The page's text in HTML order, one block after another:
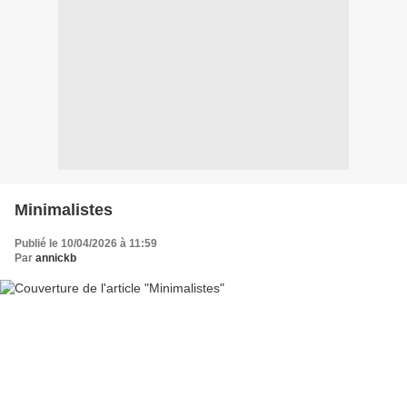
Minimalistes
Publié le 10/04/2026 à 11:59
Par annickb